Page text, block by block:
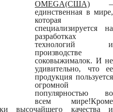
OMEGA(США) –
единственная в мире,
которая
специализируется на
разработках
технологий и
производстве
соковыжималок. И не
удивительно, что ее
продукция пользуется
огромной
популярностью во
всем мире!Кроме
высочайшего качества и